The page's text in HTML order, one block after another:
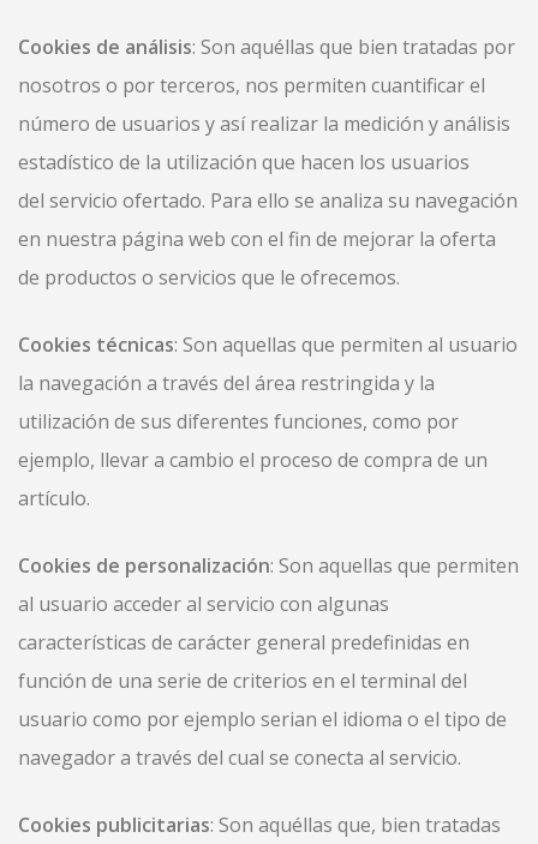
Cookies de análisis: Son aquéllas que bien tratadas por
nosotros o por terceros, nos permiten cuantificar el
número de usuarios y así realizar la medición y análisis
estadístico de la utilización que hacen los usuarios
del servicio ofertado. Para ello se analiza su navegación
en nuestra página web con el fin de mejorar la oferta
de productos o servicios que le ofrecemos.
Cookies técnicas: Son aquellas que permiten al usuario
la navegación a través del área restringida y la
utilización de sus diferentes funciones, como por
ejemplo, llevar a cambio el proceso de compra de un
artículo.
Cookies de personalización: Son aquellas que permiten
al usuario acceder al servicio con algunas
características de carácter general predefinidas en
función de una serie de criterios en el terminal del
usuario como por ejemplo serian el idioma o el tipo de
navegador a través del cual se conecta al servicio.
Cookies publicitarias: Son aquéllas que, bien tratadas